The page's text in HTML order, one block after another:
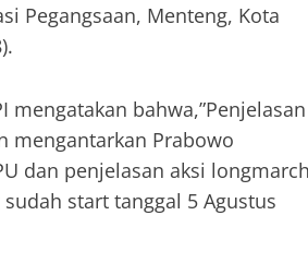
Pegangsaan, Menteng, Kota
mengatakan bahwa,”Penjelasan
mengantarkan Prabowo
dan penjelasan aksi
start tanggal 5 Agustus